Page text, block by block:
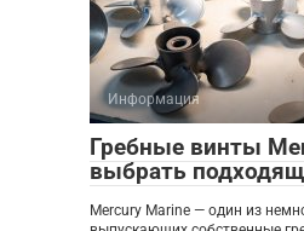
Информация
Гребные винты
выбрать
Mercury Marine — один из